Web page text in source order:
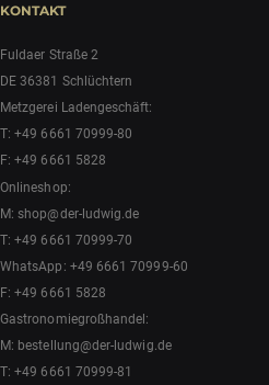
KONTAKT
Fuldaer Straße 2
DE 36381 Schlüchtern
Metzgerei Ladengeschäft:
T:+49 6661 70999-80
F: +49 6661 5828
Onlineshop:
M:shop@der-ludwig.de
T:+49 6661 70999-70
WhatsApp: +49 6661 70999-60
F: +49 6661 5828
Gastronomiegroßhandel:
M: bestellung@der-ludwig.de
T:+49 6661 70999-81